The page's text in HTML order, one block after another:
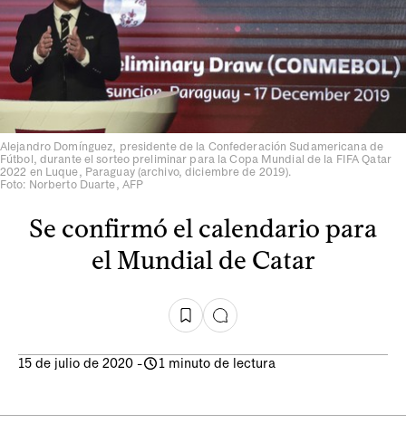
Alejandro Domínguez, presidente de la Confederación Sudamericana de
Fútbol, durante el sorteo preliminar para la Copa Mundial de la FIFA Qatar
2022 en Luque, Paraguay (archivo, diciembre de 2019).
Foto: Norberto Duarte, AFP
Se confirmó el calendario para
el Mundial de Catar
15 de julio de 2020 - 1 minuto de lectura